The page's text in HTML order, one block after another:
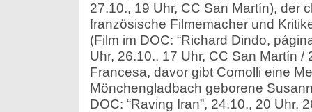
27.10., 19 Uhr, CC San Martín), der
französische Filmemacher und
(Film im DOC: “Richard Dindo,
Uhr, 26.10., 17 Uhr, CC San Martín /
Francesa, davor gibt Comolli eine
Mönchengladbach geborene
DOC: “Raving Iran”, 24.10., 20 Uhr,